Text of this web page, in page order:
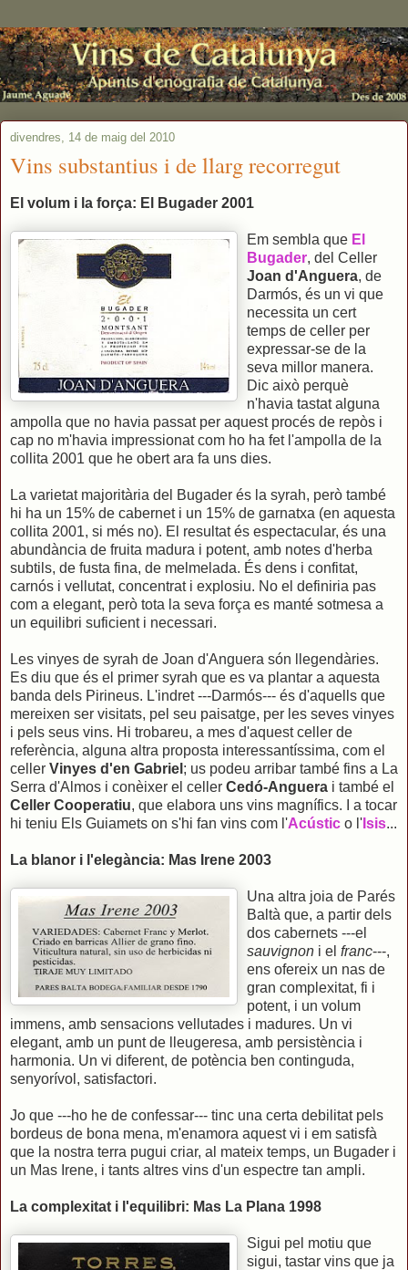
divendres, 14 de maig del 2010
Vins substantius i de llarg recorregut
El volum i la força: El Bugader 2001
Em sembla que El
Bugader, del Celler
Joan d'Anguera, de
Darmós, és un vi que
necessita un cert
temps de celler per
expressar-se de la
seva millor manera.
Dic això perquè
n'havia tastat alguna
ampolla que no havia passat per aquest procés de repòs i
cap no m'havia impressionat com ho ha fet l'ampolla de la
collita 2001 que he obert ara fa uns dies.
La varietat majoritària del Bugader és la syrah, però també
hi ha un 15% de cabernet i un 15% de garnatxa (en aquesta
collita 2001, si més no). El resultat és espectacular, és una
abundància de fruita madura i potent, amb notes d'herba
subtils, de fusta fina, de melmelada. És dens i confitat,
carnós i vellutat, concentrat i explosiu. No el definiria pas
com a elegant, però tota la seva força es manté sotmesa a
un equilibri suficient i necessari.
Les vinyes de syrah de Joan d'Anguera són llegendàries.
Es diu que és el primer syrah que es va plantar a aquesta
banda dels Pirineus. L'indret ---Darmós--- és d'aquells que
mereixen ser visitats, pel seu paisatge, per les seves vinyes
i pels seus vins. Hi trobareu, a mes d'aquest celler de
referència, alguna altra proposta interessantíssima, com el
celler Vinyes d'en Gabriel ; us podeu arribar també fins a La
Serra d'Almos i conèixer el celler Cedó-Anguera i també el
Celler Cooperatiu, que elabora uns vins magnífics. I a tocar
hi teniu Els Guiamets on s'hi fan vins com l'Acústic o l' Isis...
La blanor i l'elegància: Mas Irene 2003
Una altra joia de Parés
Baltà que, a partir dels
dos cabernets ---el
sauvignon i el franc---,
ens ofereix un nas de
gran complexitat, fi i
potent, i un volum
immens, amb sensacions vellutades i madures. Un vi
elegant, amb un punt de lleugeresa, amb persistència i
harmonia. Un vi diferent, de potència ben continguda,
senyorívol, satisfactori.
Jo que ---ho he de confessar--- tinc una certa debilitat pels
bordeus de bona mena, m'enamora aquest vi i em satisfà
que la nostra terra pugui criar, al mateix temps, un Bugader i
un Mas Irene, i tants altres vins d'un espectre tan ampli.
La complexitat i l'equilibri: Mas La Plana 1998
Sigui pel motiu que
sigui, tastar vins que ja